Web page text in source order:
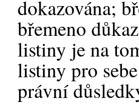
dokazována;
břemeno
listiny je na
listiny pro
právní